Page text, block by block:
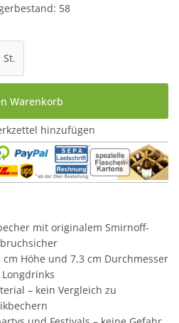
58
den gewünschten
St.
Warenkorb
hinzufügen
mit originalem Smirnoff-
Höhe und 7,3 cm Durchmesser
– kein Vergleich zu